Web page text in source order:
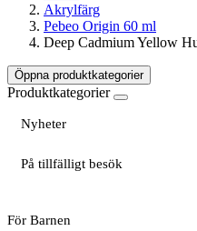
Akrylfärg
Pebeo Origin 60 ml
Deep Cadmium Yellow
Öppna produktkategorier
Produktkategorier
Nyheter
På tillfälligt besök
För Barnen